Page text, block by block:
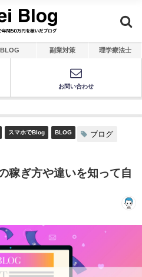
BLOG 副業対策 理学療法士
お問い合わせ
スマホでBlog BLOG ブログ
稼ぎ方や違いを知って自